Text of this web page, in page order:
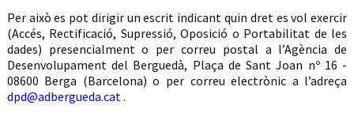
Per això es pot dirigir un escrit indicant quin dret es vol exercir
(Accés, Rectificació, Supressió, Oposició o Portabilitat de les
dades) presencialment o per correu postal a l’Agència de
Desenvolupament del Berguedà, Plaça de Sant Joan nº 16 -
08600 Berga (Barcelona) o per correu electrònic a l’adreça
dpd@adbergueda.cat.